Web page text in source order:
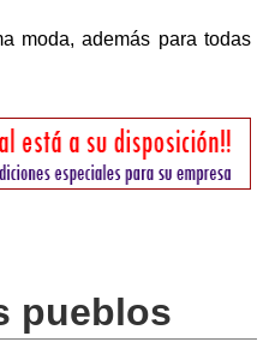
moda, además para todas
pueblos